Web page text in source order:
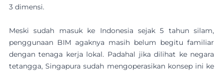
3 dimensi.
Meski sudah masuk ke Indonesia sejak 5 tahun silam,
penggunaan BIM agaknya masih belum begitu familiar
dengan tenaga kerja lokal. Padahal jika dilihat ke negara
tetangga, Singapura sudah mengoperasikan konsep ini ke